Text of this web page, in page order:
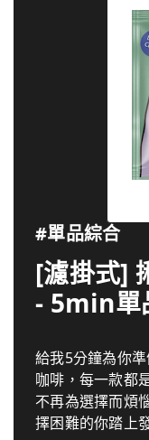
#單品綜合
[濾掛式]
- 5min單
給我5分鐘為你
咖啡，每一款都
不再為選擇而煩
擇困難的你踏上